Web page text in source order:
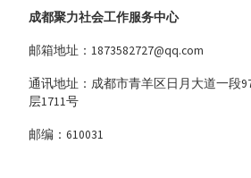
成都聚力社会工作服务中心
邮箱地址：1873582727@qq.com
通讯地址：成都市青羊区日月大道一段
层1711号
邮编：610031